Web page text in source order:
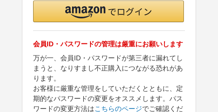
会員ID・パスワードの管理は厳重にお願いします
万が一、会員ID・パスワードが第三者に漏れてし
まうと、なりすまし不正購入につながる恐れがあ
ります。
お客様に厳重な管理をしていただくとともに、定
期的なパスワードの変更をオススメします。パス
ワードの変更方法はこちらのページでご確認くだ